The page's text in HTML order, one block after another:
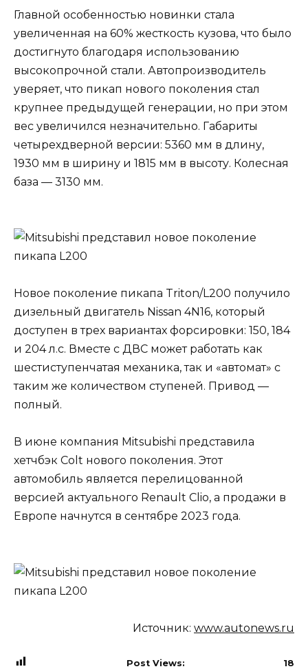
Главной особенностью новинки стала
увеличенная на 60% жесткость кузова, что было
достигнуто благодаря использованию
высокопрочной стали. Автопроизводитель
уверяет, что пикап нового поколения стал
крупнее предыдущей генерации, но при этом
вес увеличился незначительно. Габариты
четырехдверной версии: 5360 мм в длину,
1930 мм в ширину и 1815 мм в высоту. Колесная
база — 3130 мм.
Новое поколение пикапа Triton/L200 получило
дизельный двигатель Nissan 4N16, который
доступен в трех вариантах форсировки: 150, 184
и 204 л.с. Вместе с ДВС может работать как
шестиступенчатая механика, так и «автомат» с
таким же количеством ступеней. Привод —
полный.
В июне компания Mitsubishi представила
хетчбэк Colt нового поколения. Этот
автомобиль является перелицованной
версией актуального Renault Clio, а продажи в
Европе начнутся в сентябре 2023 года.
Источник: www.autonews.ru
Post Views: 18